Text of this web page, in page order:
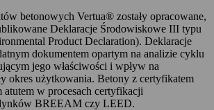
betonowych Vertua® zostały opracowane,
Deklaracje Środowiskowe III typu
Product Declaration). Deklaracje
dokumentem opartym na analizie cyklu
jego właściwości i wpływ na
okres użytkowania. Betony z certyfikatem
w procesach certyfikacji
BREEAM czy LEED.